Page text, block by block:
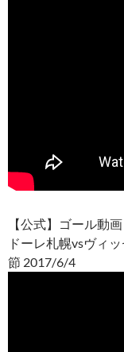
【公式】ゴール動
ドーレ札幌vsヴィ
節 2017/6/4